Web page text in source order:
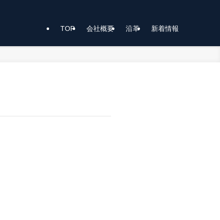
TOP 会社概要 沿革 新着情報